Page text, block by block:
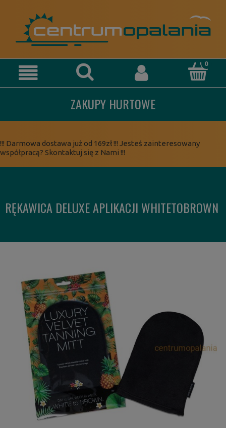
ZAKUPY HURTOWE
!!! Darmowa dostawa już od 169zł !!! Jesteś zainteresowany
współpracą? Skontaktuj się z Nami !!!
RĘKAWICA DELUXE APLIKACJI WHITETOBROWN